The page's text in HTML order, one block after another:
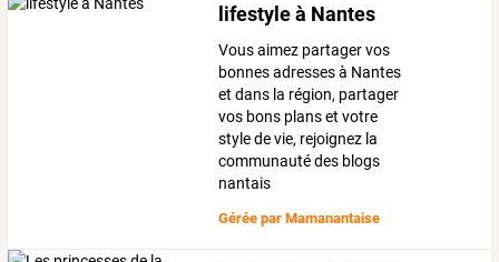
lifestyle à Nantes
Vous aimez partager vos
bonnes adresses à Nantes
et dans la région, partager
vos bons plans et votre
style de vie, rejoignez la
communauté des blogs
nantais
Gérée parMamanantaise